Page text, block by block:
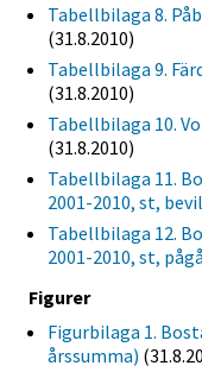
Tabellbilaga 8.
(31.8.2010)
Tabellbilaga 9.
(31.8.2010)
Tabellbilaga 10.
(31.8.2010)
Tabellbilaga 11.
2001-2010, st,
Tabellbilaga 12.
2001-2010, st,
Figurer
Figurbilaga 1.
årssumma)